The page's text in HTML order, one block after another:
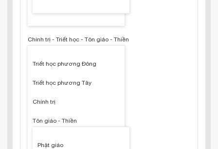
Chính trị - Triết học - Tôn giáo - Thiền
Triết học phương Đông
Triết học phương Tây
Chính trị
Tôn giáo - Thiền
Phật giáo